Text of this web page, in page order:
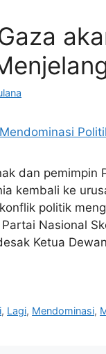
dan
kembali ke
politik
Nasional
Ketua
, Lagi, Mendominasi,